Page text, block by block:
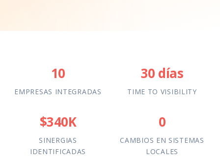
10
EMPRESAS INTEGRADAS
30 días
TIME TO VISIBILITY
$340K
SINERGIAS
IDENTIFICADAS
0
CAMBIOS EN SISTEMAS
LOCALES